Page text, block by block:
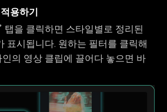
용하기
탭을 클릭하면 스타일별로 정리된
표시됩니다. 원하는 필터를 클릭해
의 영상 클립에 끌어다 놓으면 바